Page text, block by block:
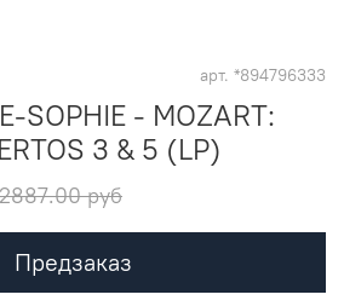
арт. *894796333
SOPHIE - MOZART:
3 & 5 (LP)
2887.00 руб
Предзаказ